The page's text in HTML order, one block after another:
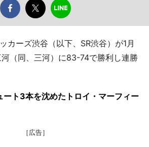
カーズ渋谷（以下、SR渋谷）が1月
河（同、三河）に83-74で勝利し連勝
ート3本を沈めたトロイ・マーフィー
［広告］